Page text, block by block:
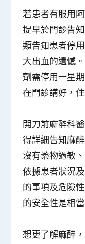
若患者有服用
提早於門診告
類告知患者停
大出血的遺憾
劑需停用一星
在門診講好，
開刀前麻醉科
得詳細告知麻
沒有藥物過敏
依據患者狀況
的事項及危險
的安全性是相
想更了解麻醉